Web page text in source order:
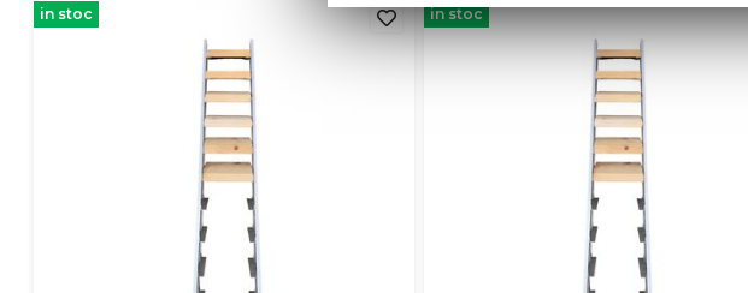
in stoc in stoc